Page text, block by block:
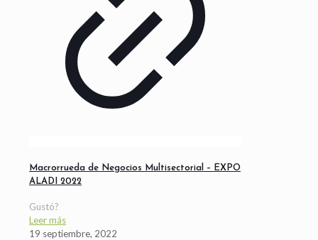
Macrorrueda de Negocios Multisectorial – EXPO
ALADI 2022
Gustó?
Leer más
19 septiembre, 2022